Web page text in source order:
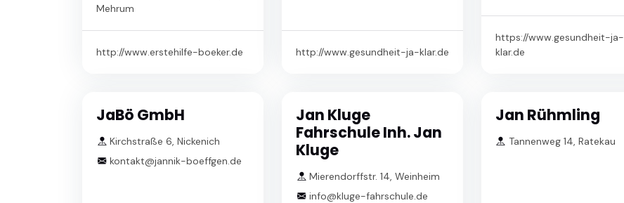
Mehrum
http://www.erstehilfe-boeker.de http://www.gesundheit-ja-klar.de
https://www.gesundheit-ja-
klar.de
JaBö GmbH
Kirchstraße 6, Nickenich
kontakt@jannik-boeffgen.de
Jan Kluge
Fahrschule Inh. Jan
Kluge
Mierendorffstr. 14, Weinheim
info@kluge-fahrschule.de
Jan Rühmling
Tannenweg 14, Ratekau